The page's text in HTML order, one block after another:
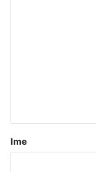
r
Ime